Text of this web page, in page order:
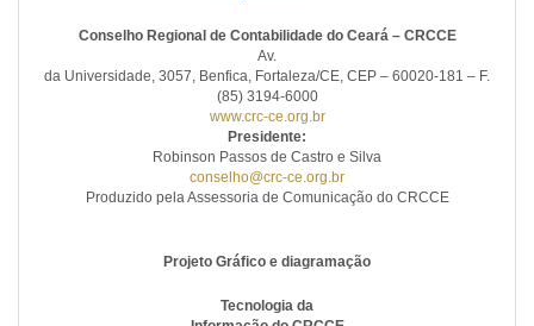
Conselho Regional de Contabilidade do Ceará – CRCCE
Av.
da Universidade, 3057, Benfica, Fortaleza/CE, CEP – 60020-181 – F.
(85) 3194-6000
www.crc-ce.org.br
Presidente:
Robinson Passos de Castro e Silva
conselho@crc-ce.org.br
Produzido pela Assessoria de Comunicação do CRCCE
Projeto Gráfico e diagramação
Tecnologia da